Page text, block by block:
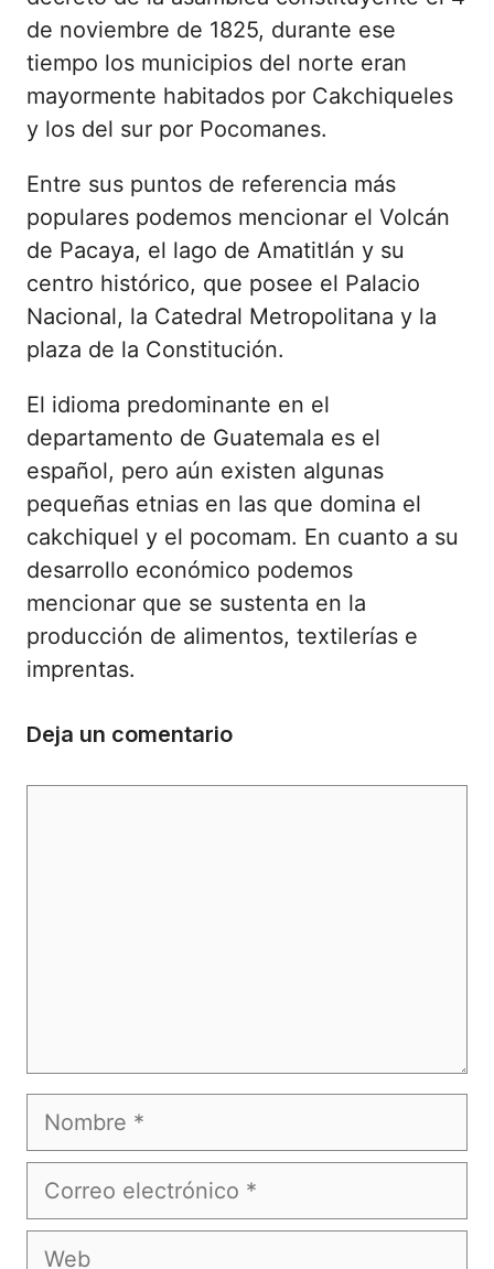
de noviembre de 1825, durante ese
tiempo los municipios del norte eran
mayormente habitados por Cakchiqueles
y los del sur por Pocomanes.
Entre sus puntos de referencia más
populares podemos mencionar el Volcán
de Pacaya, el lago de Amatitlán y su
centro histórico, que posee el Palacio
Nacional, la Catedral Metropolitana y la
plaza de la Constitución.
El idioma predominante en el
departamento de Guatemala es el
español, pero aún existen algunas
pequeñas etnias en las que domina el
cakchiquel y el pocomam. En cuanto a su
desarrollo económico podemos
mencionar que se sustenta en la
producción de alimentos, textilerías e
imprentas.
Deja un comentario
Nombre
Correo
Web